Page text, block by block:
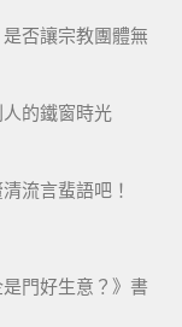
否讓宗教團體無
的鐵窗時光
流言蜚語吧！
門好生意？》書